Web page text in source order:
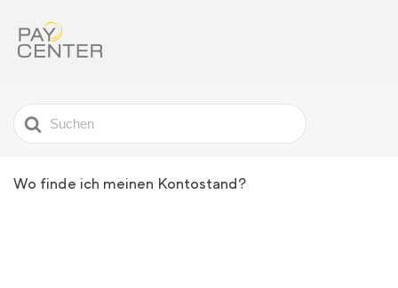
Search
For
Wo finde ich meinen Kontostand?